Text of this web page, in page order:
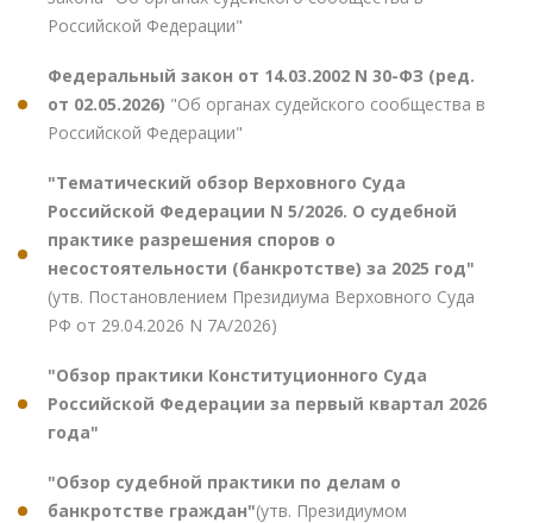
Российской Федерации"
Федеральный закон от 14.03.2002 N 30-ФЗ (ред.
от 02.05.2026) "Об органах судейского сообщества в
Российской Федерации"
"Тематический обзор Верховного Суда
Российской Федерации N 5/2026. О судебной
практике разрешения споров о
несостоятельности (банкротстве) за 2025 год"
(утв. Постановлением Президиума Верховного Суда
РФ от 29.04.2026 N 7А/2026)
"Обзор практики Конституционного Суда
Российской Федерации за первый квартал 2026
года"
"Обзор судебной практики по делам о
банкротстве граждан"(утв. Президиумом